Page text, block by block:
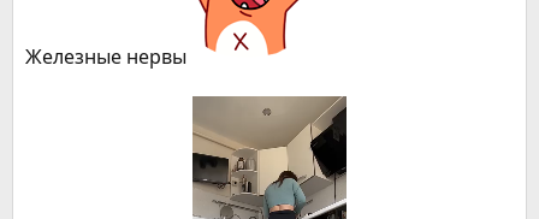
Железные нервы